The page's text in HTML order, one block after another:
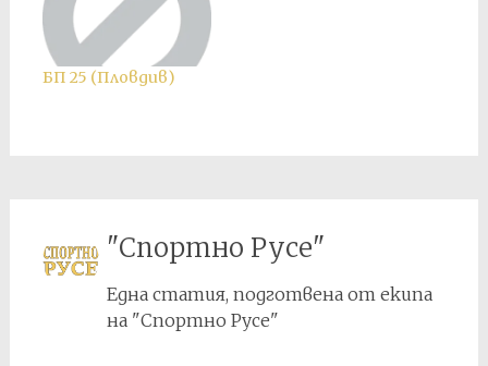
БП 25 (Пловдив)
"Спортно Русе"
Една статия, подготвена от екипа
на "Спортно Русе"